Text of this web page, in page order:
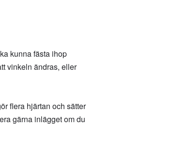
kunna fästa ihop
vinkeln ändras, eller
flera hjärtan och sätter
gärna inlägget om du